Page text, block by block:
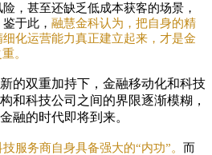
，甚至还缺乏低成本获客的场景，
于此， 融慧金科认为，把自身的精
化运营能力真正建立起来，才是金
。
的双重加持下，金融移动化和科技
和科技公司之间的界限逐渐模糊，
融的时代即将到来。
服务商自身具备强大的“内功”。 而